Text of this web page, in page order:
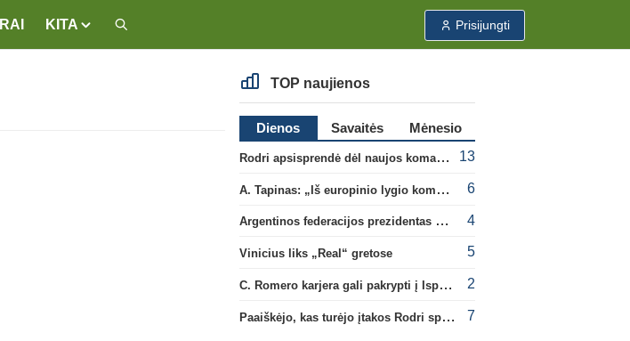
KITA Prisijungti
TOP naujienos
Dienos Savaitės
Mėnesio
Rodri apsisprendė dėl naujos komandos
13
A. Tapinas: „Iš europinio lygio komandos gavom gerų pamokų“ 6
Argentinos federacijos prezidentas C. Tapia negailėjo pagyrų G. Infantino 4
Vinicius liks „Real“ gretose 5
C. Romero karjera gali pakrypti į Ispaniją 2
Paaiškėjo, kas turėjo įtakos Rodri sprendimui pasirinkti Barselonos pusę 7